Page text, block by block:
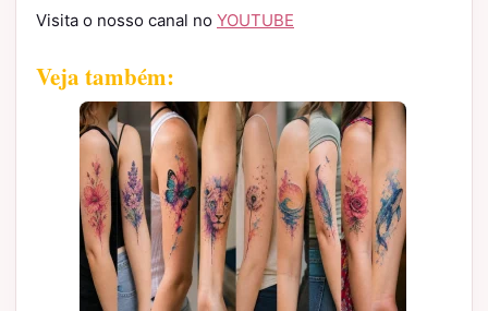
Visita o nosso canal no YOUTUBE
Veja também: